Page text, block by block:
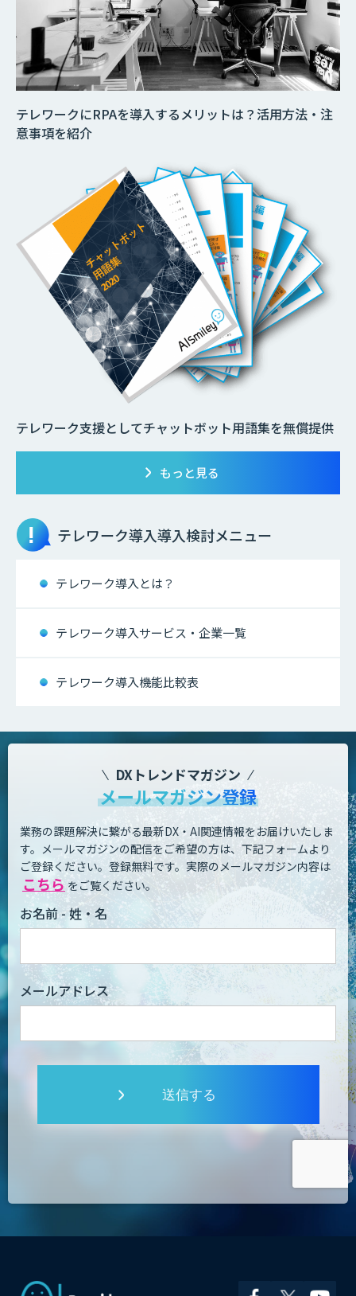
テレワークにRPAを導入するメリットは？活用方法・注
意事項を紹介
テレワーク支援としてチャットボット用語集を無償提供
もっと見る
テレワーク導入導入検討メニュー
テレワーク導入とは？
テレワーク導入サービス・企業一覧
テレワーク導入機能比較表
DXトレンドマガジン
メールマガジン登録
業務の課題解決に繋がる最新DX・AI関連情報をお届けいたしま
す。 メールマガジンの配信をご希望の方は、下記フォームより
ご登録ください。登録無料です。 実際のメールマガジン内容は
こちら をご覧ください。
お名前 - 姓・名
メールアドレス
送信する